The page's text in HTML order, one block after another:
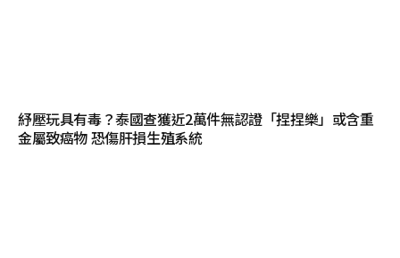
紓壓玩具有毒？泰國查獲近2萬件無認證「捏捏樂」或含重
金屬致癌物 恐傷肝損生殖系統